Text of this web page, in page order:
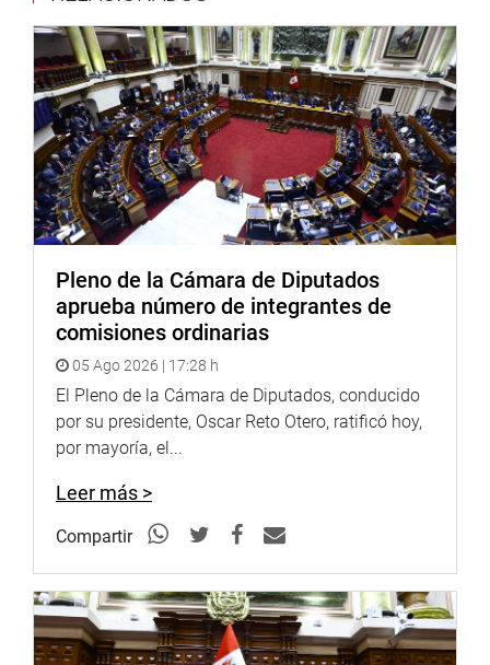
Por la tarde, habrá una reunión de trabajo de la Comisión
de Justicia en la sala 4 del edificio Vítor Raúl Haya de la
Torre, mientras que a las 16:00 horas el congresista Jorge
Meléndez Celis (PPK) presentará el libro titulado ‘La
nueva sangre’, del autor Rolando Díaz. Será en el auditorio
del edificio José Faustino Sánchez Carrión. Finalmente, a
las 18:30, la Comisión de Trabajo y Seguridad Social
organiza un conversatorio sobre `La agenda legislativa’,
en el hemiciclo Raúl Porras Barrenechea.
prensa-congreso* (jarvi)
puede encontrar más información en nuestra página web
y redes sociales.
http://www.congreso.gob.pe/
facebook:
https://www.facebook.com/congresodelarepublicadelperu?
fref=ts
fref=ts
twitter:
https://twitter.com/congresoperu
https://twitter.com/congresoperu
youtube:http://www.youtube.com/congresoperu
http://www.youtube.com/congresoperu
Pleno de la Cámara de Diputados
aprueba número de integrantes de
comisiones ordinarias
05 Ago 2026 | 17:28 h
El Pleno de la Cámara de Diputados, conducido
por su presidente, Oscar Reto Otero, ratificó hoy,
por mayoría, el...
Leer más >
Compartir